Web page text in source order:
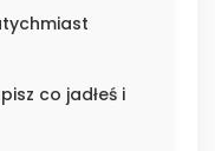
co jadłeś i